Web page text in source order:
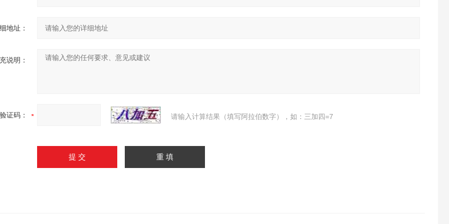
地址：
说明：
验证码： 请输入计算结果（填写阿拉伯数字），如：三加四=7